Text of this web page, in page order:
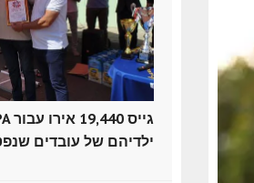
ילדיהם של עובדים